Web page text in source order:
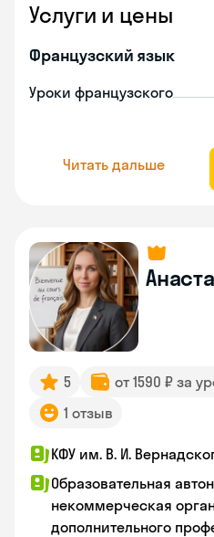
Услуги и цены
Французский язык
Уроки французского
Читать дальше
5 от 1590 ₽ за
1 отзыв
КФУ им. В. И.
Образовательная
некоммерческая
дополнительного